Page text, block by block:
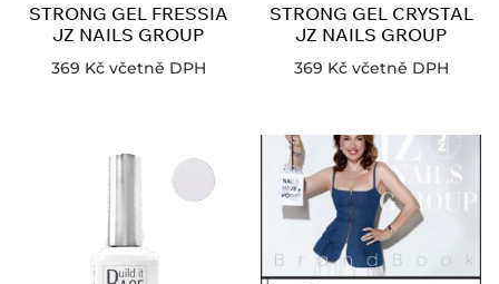
STRONG GEL FRESSIA
JZ NAILS GROUP
369 Kč včetně DPH
STRONG GEL CRYSTAL
JZ NAILS GROUP
369 Kč včetně DPH